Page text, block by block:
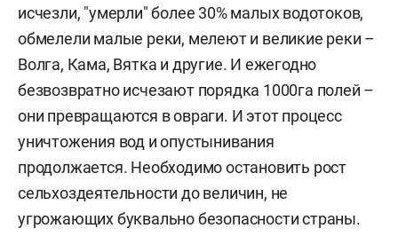
исчезли, "умерли" более 30% малых водотоков,
обмелели малые реки, мелеют и великие реки –
Волга, Кама, Вятка и другие. И ежегодно
безвозвратно исчезают порядка 1000га полей –
они превращаются в овраги. И этот процесс
уничтожения вод и опустынивания
продолжается. Необходимо остановить рост
сельхоздеятельности до величин, не
угрожающих буквально безопасности страны.